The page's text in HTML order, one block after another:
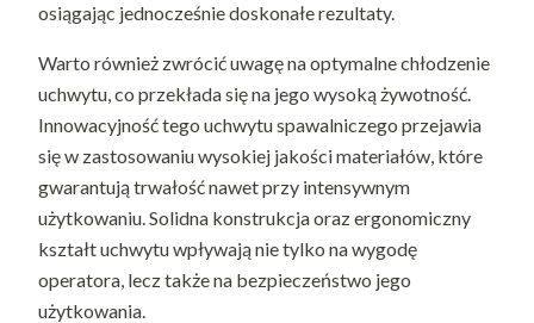
osiągając jednocześnie doskonałe rezultaty.
Warto również zwrócić uwagę na optymalne chłodzenie
uchwytu, co przekłada się na jego wysoką żywotność.
Innowacyjność tego uchwytu spawalniczego przejawia
się w zastosowaniu wysokiej jakości materiałów, które
gwarantują trwałość nawet przy intensywnym
użytkowaniu. Solidna konstrukcja oraz ergonomiczny
kształt uchwytu wpływają nie tylko na wygodę
operatora, lecz także na bezpieczeństwo jego
użytkowania.